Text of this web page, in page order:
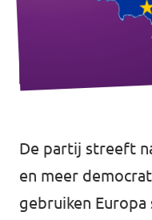
Volt West-
Volt Antwerpen
Volt Zeeland
De partij streeft
en meer
gebruiken Europa